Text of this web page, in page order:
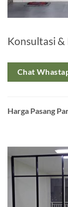
Konsultasi &
Chat
Harga Pasang